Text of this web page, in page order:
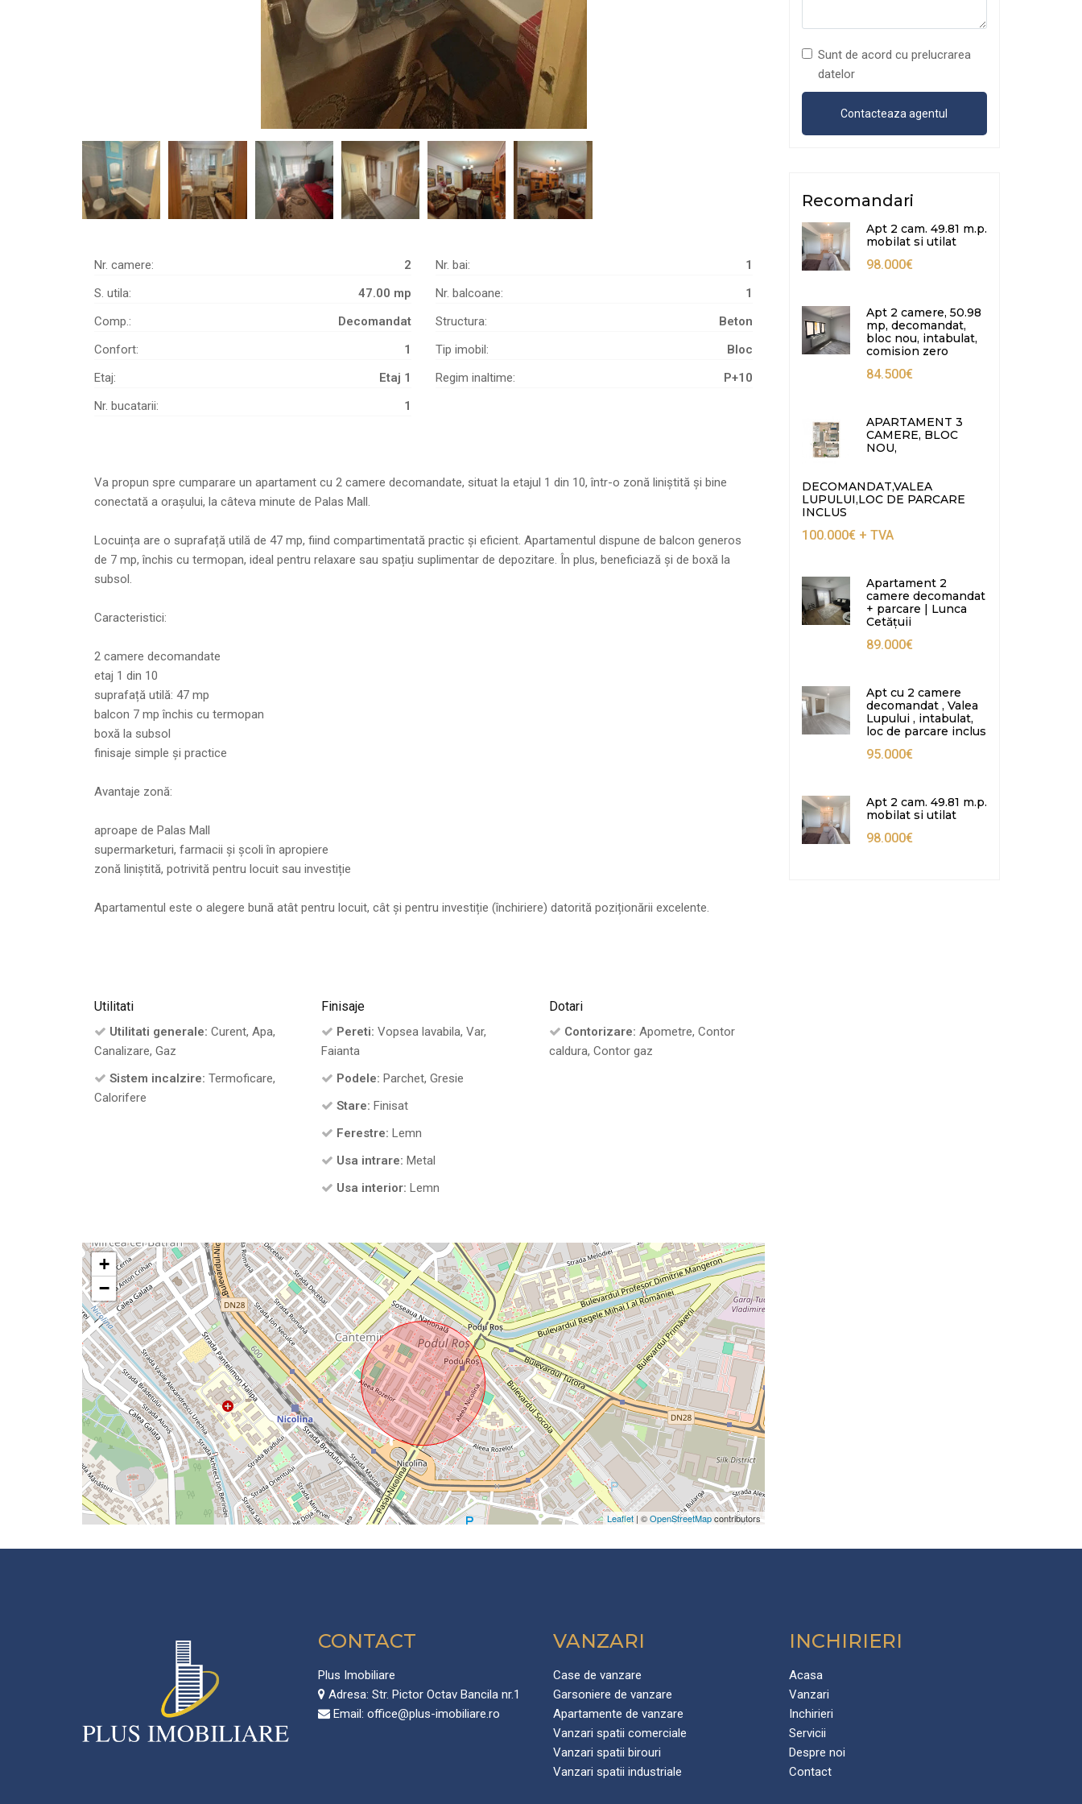
Nr. camere:
2
S. utila:
47.00 mp
Comp.:
Decomandat
Confort:
1
Etaj:
Etaj 1
Nr. bucatarii:
1
Nr. bai:
1
Nr. balcoane:
1
Structura:
Beton
Tip imobil:
Bloc
Regim inaltime:
P+10
Va propun spre cumparare un apartament cu 2 camere decomandate, situat la etajul 1 din 10, într-o zonă liniștită și bine
conectată a orașului, la câteva minute de Palas Mall.
Locuința are o suprafață utilă de 47 mp, fiind compartimentată practic și eficient. Apartamentul dispune de balcon generos
de 7 mp, închis cu termopan, ideal pentru relaxare sau spațiu suplimentar de depozitare. În plus, beneficiază și de boxă la
subsol.
Caracteristici:
2 camere decomandate
etaj 1 din 10
suprafață utilă: 47 mp
balcon 7 mp închis cu termopan
boxă la subsol
finisaje simple și practice
Avantaje zonă:
aproape de Palas Mall
supermarketuri, farmacii și școli în apropiere
zonă liniștită, potrivită pentru locuit sau investiție
Apartamentul este o alegere bună atât pentru locuit, cât și pentru investiție (închiriere) datorită poziționării excelente.
Utilitati
Utilitati generale: Curent, Apa,
Canalizare, Gaz
Sistem incalzire: Termoficare,
Calorifere
Finisaje
Pereti: Vopsea lavabila, Var,
Faianta
Podele: Parchet, Gresie
Stare: Finisat
Ferestre: Lemn
Usa intrare: Metal
Usa interior: Lemn
Dotari
Contorizare: Apometre, Contor
caldura, Contor gaz
+
−
Leaflet| ©OpenStreetMapcontributors
Sunt de acord cu prelucrarea
datelor
Recomandari
Apt 2 cam. 49.81 m.p.
mobilat si utilat
98.000€
Apt 2 camere, 50.98
mp, decomandat,
bloc nou, intabulat,
comision zero
84.500€
APARTAMENT 3
CAMERE, BLOC
NOU,
DECOMANDAT,VALEA
LUPULUI,LOC DE PARCARE
INCLUS
100.000€+ TVA
Apartament 2
camere decomandat
+ parcare | Lunca
Cetățuii
89.000€
Apt cu 2 camere
decomandat , Valea
Lupului , intabulat,
loc de parcare inclus
95.000€
Apt 2 cam. 49.81 m.p.
mobilat si utilat
98.000€
CONTACT
Plus Imobiliare
Adresa: Str. Pictor Octav Bancila nr.1
Email: office@plus-imobiliare.ro
VANZARI
Case de vanzare
Garsoniere de vanzare
Apartamente de vanzare
Vanzari spatii comerciale
Vanzari spatii birouri
Vanzari spatii industriale
INCHIRIERI
Acasa
Vanzari
Inchirieri
Servicii
Despre noi
Contact